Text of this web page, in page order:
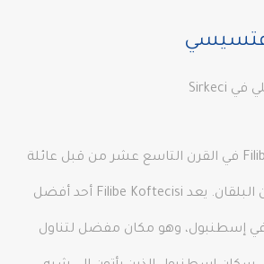
تأسست Filibe Koftecisi في القرن التاسع عشر من قبل عائلة
أتت إلى اسطنبول من البلقان. يعد Filibe Koftecisi أحد أفضل
إسطنبول، وهو مكان مفضل لتناول